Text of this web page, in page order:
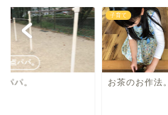
パパ。
子育て
お茶のお作法。